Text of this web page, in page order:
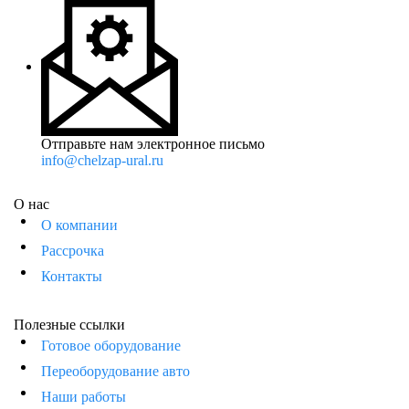
Отправьте нам электронное письмо
info@chelzap-ural.ru
О нас
О компании
Рассрочка
Контакты
Полезные ссылки
Готовое оборудование
Переоборудование авто
Наши работы